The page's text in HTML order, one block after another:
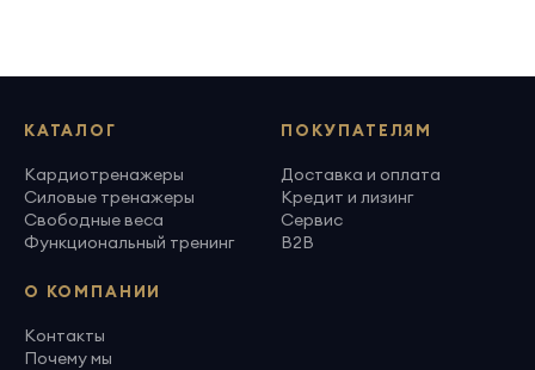
КАТАЛОГ
Кардиотренажеры
Силовые тренажеры
Свободные веса
Функциональный тренинг
ПОКУПАТЕЛЯМ
Доставка и оплата
Кредит и лизинг
Сервис
B2B
О КОМПАНИИ
Контакты
Почему мы